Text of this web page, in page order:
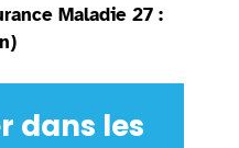
Maladie 27 :
dans les